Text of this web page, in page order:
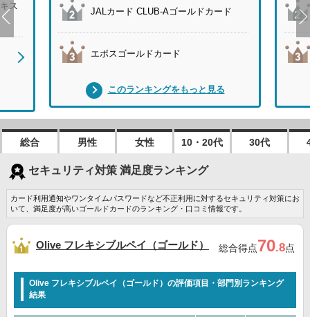
ス
JALカード CLUB-Aゴールドカード
エポスゴールドカード
このランキングをもっと見る
総合 男性 女性 10・20代 30代
セキュリティ対策 満足度ランキング
カード利用通知やワンタイムパスワードなど不正利用に対するセキュリティ対策にお
いて、満足度が高いゴールドカードのランキング・口コミ情報です。
Olive フレキシブルペイ（ゴールド） 総合得点70.8点
Olive フレキシブルペイ（ゴールド）の評価項目・部門別ランキング
結果